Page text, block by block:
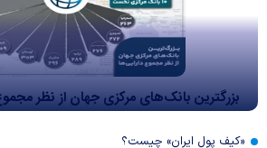
بزرگترین بانک‌های مرکزی جهان از نظر
«کیف پول ایران» چیست؟